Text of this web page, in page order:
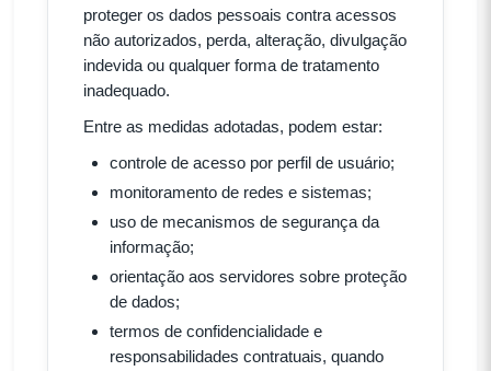
proteger os dados pessoais contra acessos
não autorizados, perda, alteração, divulgação
indevida ou qualquer forma de tratamento
inadequado.
Entre as medidas adotadas, podem estar:
controle de acesso por perfil de usuário;
monitoramento de redes e sistemas;
uso de mecanismos de segurança da
informação;
orientação aos servidores sobre proteção
de dados;
termos de confidencialidade e
responsabilidades contratuais, quando